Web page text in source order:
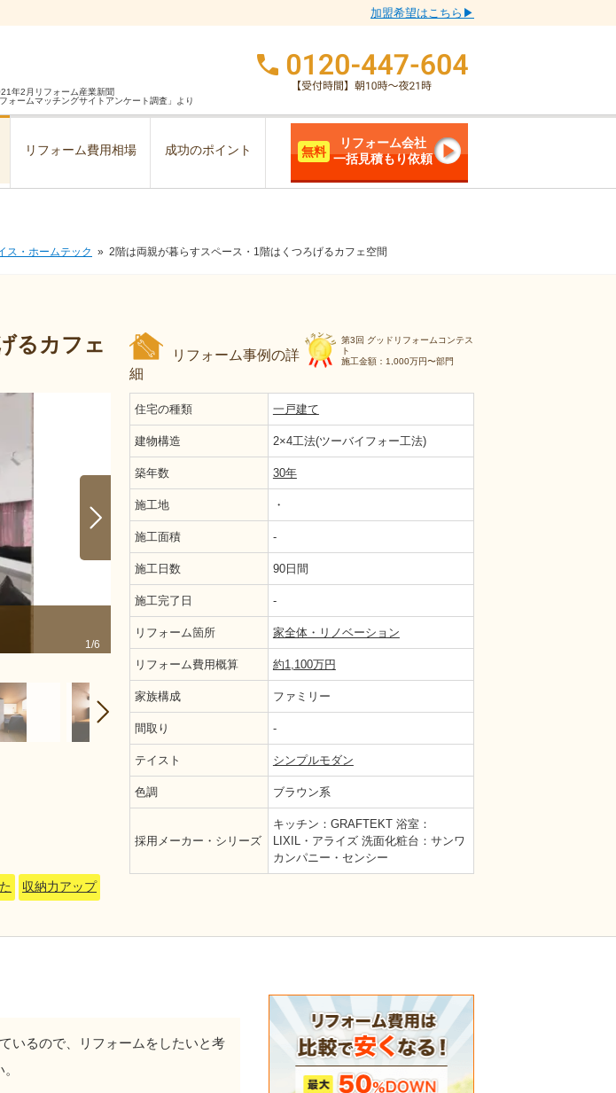
加盟希望はこちら▶
年2月リフォーム産業新聞
フォームマッチングサイトアンケート調査」より
リフォーム費用相場 成功のポイント 無料
リフォーム会社
一括見積もり依頼
ス・ホームテック 2階は両親が暮らすスペース・1階はくつろげるカフェ空間
るカフェ
リフォーム事例の詳
細
第3回 グッドリフォームコンテス
ト
施工金額：1,000万円〜部門
1/6
お子さんの部屋として使うことを想定し、畳を敷としております。
住宅の種類 一戸建て
建物構造 2×4工法(ツーバイフォー工法)
築年数 30年
施工地 ・
施工面積 -
施工日数 90日間
施工完了日 -
リフォーム箇所 家全体・リノベーション
リフォーム費用概算 約1,100万円
家族構成 ファミリー
間取り -
テイスト シンプルモダン
色調 ブラウン系
採用メーカー・シリーズ
キッチン：GRAFTEKT 浴室：
LIXIL・アライズ 洗面化粧台：サンワ
カンパニー・センシー
収納力アップ
いるので、リフォームをしたいと考